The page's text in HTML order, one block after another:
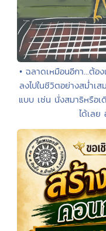
• ฉลาดเหมือนอีกา...ต้อ
ลงไปในชีวิตอย่างสม่ำเ
แบบ เช่น นั่งสมาธิหรือเ
ได้เลย